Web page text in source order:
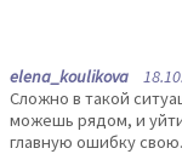
elena_koulikova
Сложно в такой
можешь рядом, и
главную ошибку свою.